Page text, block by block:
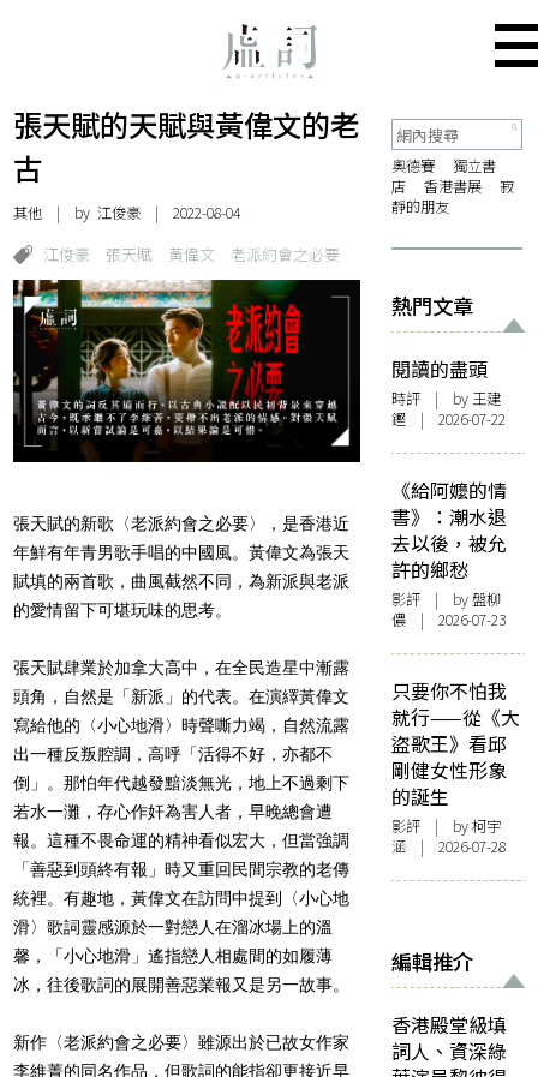
張天賦的天賦與黃偉文的老
古
其他 | by 江俊豪 | 2022-08-04
江俊豪 張天賦 黃偉文 老派約會之必要
張天賦的新歌〈老派約會之必要〉，是香港近
年鮮有年青男歌手唱的中國風。黃偉文為張天
賦填的兩首歌，曲風截然不同，為新派與老派
的愛情留下可堪玩味的思考。
張天賦肆業於加拿大高中，在全民造星中漸露
頭角，自然是「新派」的代表。在演繹黃偉文
寫給他的〈小心地滑〉時聲嘶力竭，自然流露
出一種反叛腔調，高呼「活得不好，亦都不
倒」。那怕年代越發黯淡無光，地上不過剩下
若水一灘，存心作奸為害人者，早晚總會遭
報。這種不畏命運的精神看似宏大，但當強調
「善惡到頭終有報」時又重回民間宗教的老傳
統裡。有趣地，黃偉文在訪問中提到〈小心地
滑〉歌詞靈感源於一對戀人在溜冰場上的溫
馨，「小心地滑」遙指戀人相處間的如履薄
冰，往後歌詞的展開善惡業報又是另一故事。
新作〈老派約會之必要〉雖源出於已故女作家
李維菁的同名作品，但歌詞的能指卻更接近早
奧德賽
獨立書
店
香港書展
寂
靜的朋友
熱門文章
閱讀的盡頭
時評 | by 王建
鏗 | 2026-07-22
《給阿嬤的情
書》：潮水退
去以後，被允
許的鄉愁
影評 | by 盤柳
儂 | 2026-07-23
只要你不怕我
就行——從《大
盜歌王》看邱
剛健女性形象
的誕生
影評 | by 柯宇
涵 | 2026-07-28
編輯推介
香港殿堂級填
詞人、資深綠